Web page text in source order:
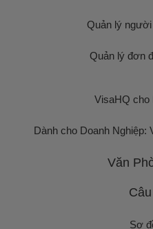
Quản lý
Quản lý đơn
VisaHQ cho
Dành cho Doanh Nghiệp:
Văn
Sơ